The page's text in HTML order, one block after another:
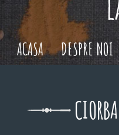
ACASA DESPRE NOI